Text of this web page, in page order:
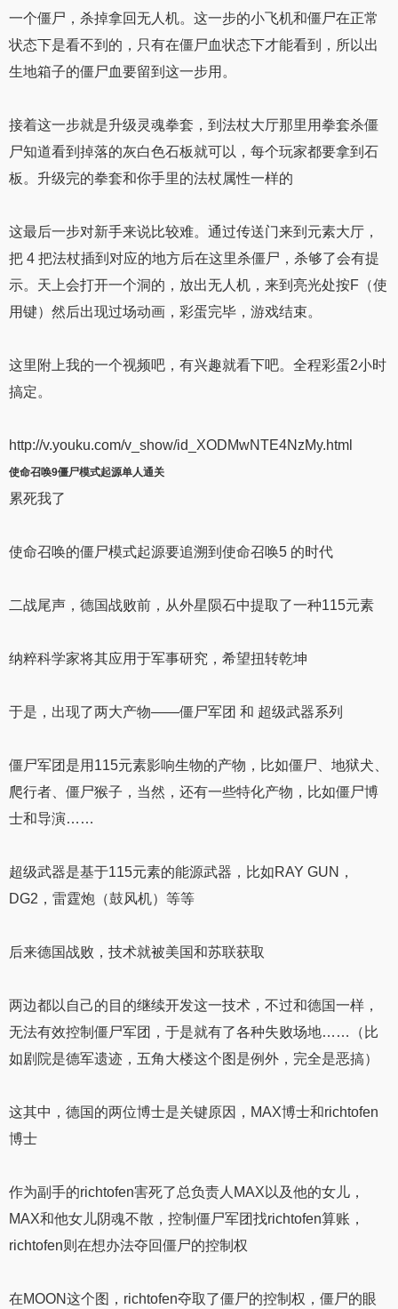
一个僵尸，杀掉拿回无人机。这一步的小飞机和僵尸在正常
状态下是看不到的，只有在僵尸血状态下才能看到，所以出
生地箱子的僵尸血要留到这一步用。
接着这一步就是升级灵魂拳套，到法杖大厅那里用拳套杀僵
尸知道看到掉落的灰白色石板就可以，每个玩家都要拿到石
板。升级完的拳套和你手里的法杖属性一样的
这最后一步对新手来说比较难。通过传送门来到元素大厅，
把 4 把法杖插到对应的地方后在这里杀僵尸，杀够了会有提
示。天上会打开一个洞的，放出无人机，来到亮光处按F（使
用键）然后出现过场动画，彩蛋完毕，游戏结束。
这里附上我的一个视频吧，有兴趣就看下吧。全程彩蛋2小时
搞定。
http://v.youku.com/v_show/id_XODMwNTE4NzMy.html
使命召唤9僵尸模式起源单人通关
累死我了
使命召唤的僵尸模式起源要追溯到使命召唤5 的时代
二战尾声，德国战败前，从外星陨石中提取了一种115元素
纳粹科学家将其应用于军事研究，希望扭转乾坤
于是，出现了两大产物——僵尸军团 和 超级武器系列
僵尸军团是用115元素影响生物的产物，比如僵尸、地狱犬、
爬行者、僵尸猴子，当然，还有一些特化产物，比如僵尸博
士和导演……
超级武器是基于115元素的能源武器，比如RAY GUN，
DG2，雷霆炮（鼓风机）等等
后来德国战败，技术就被美国和苏联获取
两边都以自己的目的继续开发这一技术，不过和德国一样，
无法有效控制僵尸军团，于是就有了各种失败场地……（比
如剧院是德军遗迹，五角大楼这个图是例外，完全是恶搞）
这其中，德国的两位博士是关键原因，MAX博士和richtofen
博士
作为副手的richtofen害死了总负责人MAX以及他的女儿，
MAX和他女儿阴魂不散，控制僵尸军团找richtofen算账，
richtofen则在想办法夺回僵尸的控制权
在MOON这个图，richtofen夺取了僵尸的控制权，僵尸的眼